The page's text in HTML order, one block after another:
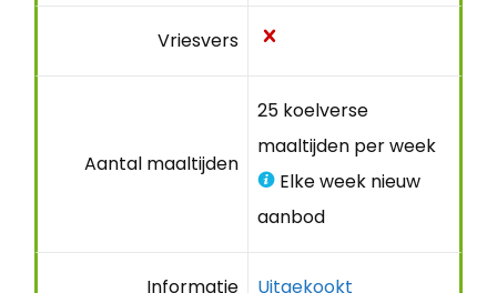
Vriesvers
Aantal maaltijden
25 koelverse
maaltijden per week
Elke week nieuw
aanbod
Informatie Uitgekookt